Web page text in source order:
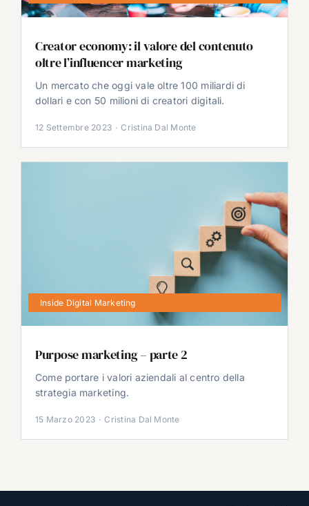
Creator economy: il valore del contenuto
oltre l’influencer marketing
Un mercato che oggi vale oltre 100 miliardi di
dollari e con 50 milioni di creatori digitali.
12 Settembre 2023 · Cristina Dal Monte
Inside Digital Marketing
Purpose marketing – parte 2
Come portare i valori aziendali al centro della
strategia marketing.
15 Marzo 2023 · Cristina Dal Monte